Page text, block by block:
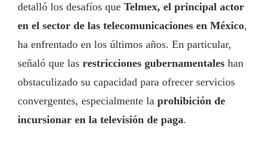
detalló los desafíos que Telmex, el principal actor
en el sector de las telecomunicaciones en México,
ha enfrentado en los últimos años. En particular,
señaló que las restricciones gubernamentales han
obstaculizado su capacidad para ofrecer servicios
convergentes, especialmente la prohibición de
incursionar en la televisión de paga.